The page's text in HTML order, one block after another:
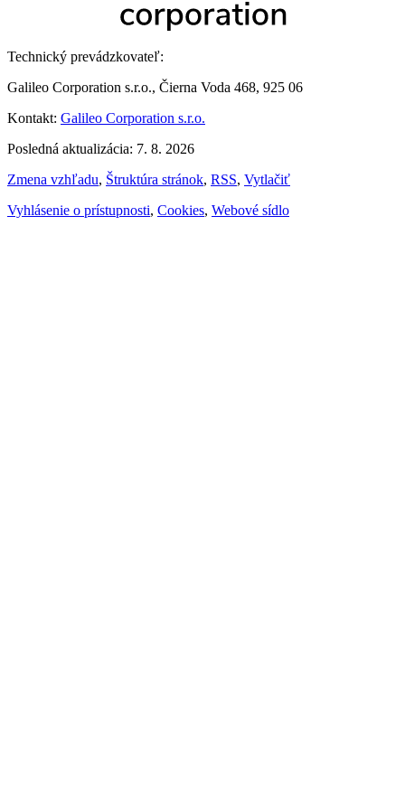
Technický prevádzkovateľ:
Galileo Corporation s.r.o., Čierna Voda 468, 925 06
Kontakt: Galileo Corporation s.r.o.
Posledná aktualizácia: 7. 8. 2026
Zmena vzhľadu, Štruktúra stránok, RSS, Vytlačiť
Vyhlásenie o prístupnosti, Cookies, Webové sídlo